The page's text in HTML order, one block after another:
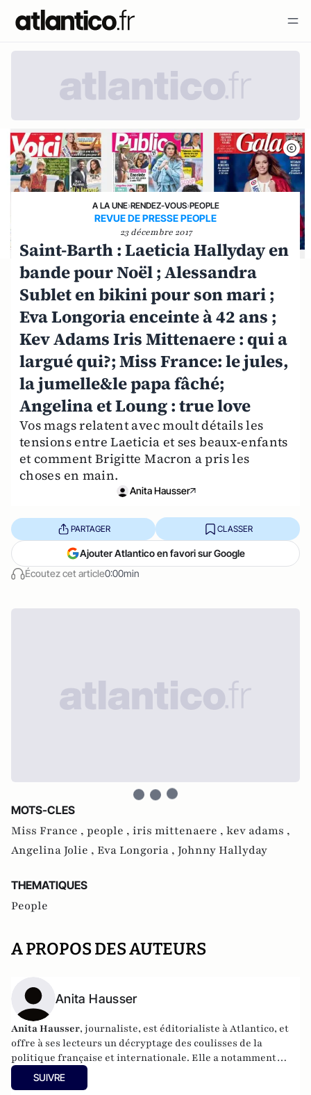
A LA UNE›RENDEZ-VOUS›PEOPLE
REVUE DE PRESSE PEOPLE
23 décembre 2017
Saint-Barth : Laeticia Hallyday en
bande pour Noël ; Alessandra
Sublet en bikini pour son mari ;
Eva Longoria enceinte à 42 ans ;
Kev Adams Iris Mittenaere : qui a
largué qui?; Miss France: le jules,
la jumelle&le papa fâché;
Angelina et Loung : true love
Vos mags relatent avec moult détails les
tensions entre Laeticia et ses beaux-enfants
et comment Brigitte Macron a pris les
choses en main.
Anita Hausser
Écoutez cet article0:00min
PARTAGER CLASSER
Ajouter Atlantico en favori sur Google
MOTS-CLES
Miss France , people , iris mittenaere , kev adams ,
Angelina Jolie , Eva Longoria , Johnny Hallyday
THEMATIQUES
People
A PROPOS DES AUTEURS
Anita Hausser
Anita Hausser, journaliste, est éditorialiste à Atlantico, et
offre à ses lecteurs un décryptage des coulisses de la
politique française et internationale. Elle a notamment
publiéSarkozy, itinéraire d'une ambition
l'Archipel, 2003). Elle a également réalisé les documentaires
SUIVRE